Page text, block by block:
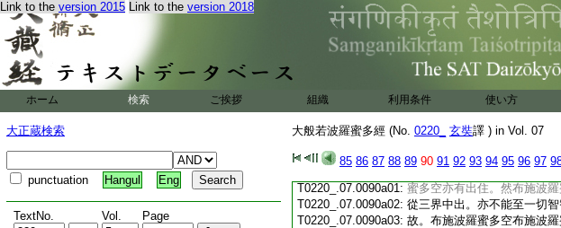
Link to the version 2015 Link to the version 2018
ホーム 検索 ご挨拶 組織 利用条件 使い方
大正蔵検索
punctuation Hangul Eng
TextNo. Vol. Page
大般若波羅蜜多經 (No. 0220_ 玄奘譯 ) in Vol. 07
85 86 87 88 89 90 91 92 93 94 95 96 97
T0220_.07.0089c19:生諸受空耳鼻舌身意觸爲縁所
T0220_.07.0089c20: 性空故。善現。諸有欲令無相
T0220_.07.0089c21:則爲欲令夢境空亦有出住。然
T0220_.07.0089c22:
從三界中出。亦不能至一切智
故。夢境空夢境空自性空故
T0220_.07.0089c24:令無相之法有出住者。則爲
T0220_.07.0089c25:響像光影空花變化空亦有出住
T0220_.07.0089c26:
乃至變化空不能從三界中出。
T0220_.07.0089c27:
切智智中住。何以故。幻事空
T0220_.07.0089c28:乃至變化空變化空自性空故
T0220_.07.0090a01: 蜜多空亦有出住。然布施波
T0220_.07.0090a02: 從三界中出。亦不能至一切
T0220_.07.0090a03: 故。布施波羅蜜多空布施波